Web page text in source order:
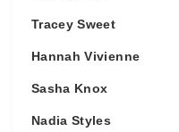
Tracey Sweet
Hannah Vivienne
Sasha Knox
Nadia Styles